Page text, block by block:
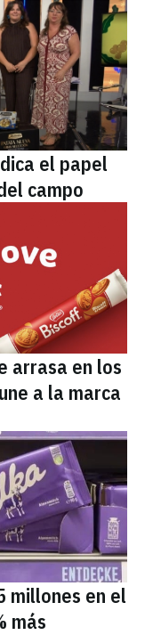
el papel
campo
arrasa en los
a la marca
millones en el
más